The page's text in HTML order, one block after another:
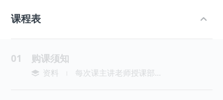
课程表
01 购课须知
资料 每次课主讲老师授课部分共80分钟，40分钟算1课时，80分钟=2课时。主讲授课部分每讲40分钟休息10分钟。